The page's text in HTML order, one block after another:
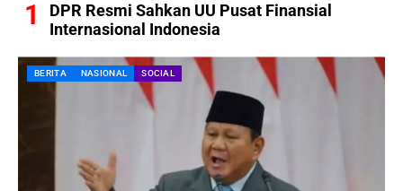
DPR Resmi Sahkan UU Pusat Finansial
Internasional Indonesia
BERITA NASIONAL SOCIAL